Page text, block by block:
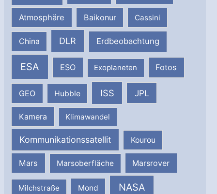
Atmosphäre Baikonur Cassini
China DLR Erdbeobachtung
ESA ESO Exoplaneten Fotos
GEO Hubble ISS JPL
Kamera Klimawandel
Kommunikationssatellit Kourou
Mars Marsoberfläche Marsrover
Milchstraße Mond NASA